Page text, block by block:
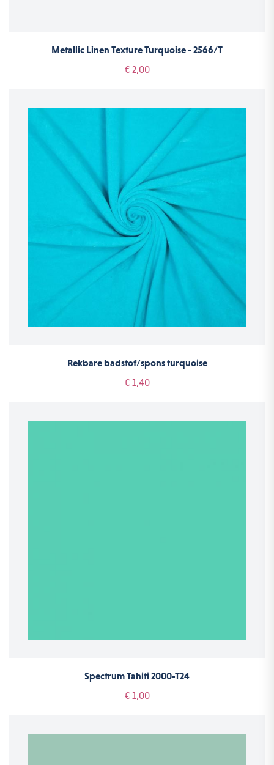
Metallic Linen Texture Turquoise - 2566/T
€ 2,00
Rekbare badstof/spons turquoise
€ 1,40
Spectrum Tahiti 2000-T24
€ 1,00